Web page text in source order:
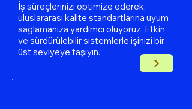
İş süreçlerinizi optimize ederek,
uluslararası kalite standartlarına uyum
sağlamanıza yardımcı oluyoruz. Etkin
ve sürdürülebilir sistemlerle işinizi bir
üst seviyeye taşıyın.